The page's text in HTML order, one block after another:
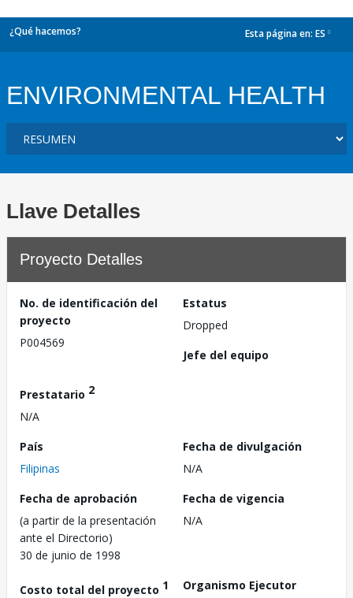
¿Qué hacemos? Esta página en: ES
ENVIRONMENTAL HEALTH
Llave Detalles
Proyecto Detalles
No. de identificación del
proyecto
P004569
Estatus
Dropped
Jefe del equipo
Prestatario 2
N/A
País
Filipinas
Fecha de divulgación
N/A
Fecha de aprobación
(a partir de la presentación
ante el Directorio)
30 de junio de 1998
Fecha de vigencia
N/A
Costo total del proyecto 1
Organismo Ejecutor